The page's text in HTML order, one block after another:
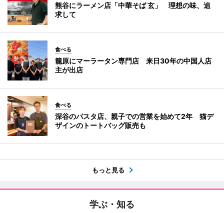
熊谷にラーメン店「中華そば 玄」 理想の味、追
求して
食べる
籠原にマーラータン専門店 来日30年の中国人店
主が出店
食べる
深谷のパスタ店、親子での営業を始めて2年 猫デ
ザインのトートバッグ販売も
もっと見る
学ぶ・知る